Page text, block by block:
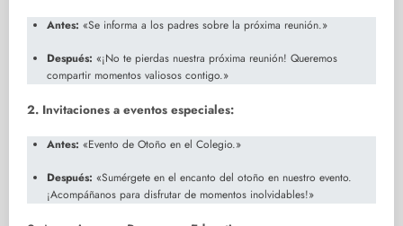
Antes: «Se informa a los padres sobre la próxima reunión.»
Después: «¡No te pierdas nuestra próxima reunión! Queremos
compartir momentos valiosos contigo.»
2. Invitaciones a eventos especiales:
Antes: «Evento de Otoño en el Colegio.»
Después: «Sumérgete en el encanto del otoño en nuestro evento.
¡Acompáñanos para disfrutar de momentos inolvidables!»